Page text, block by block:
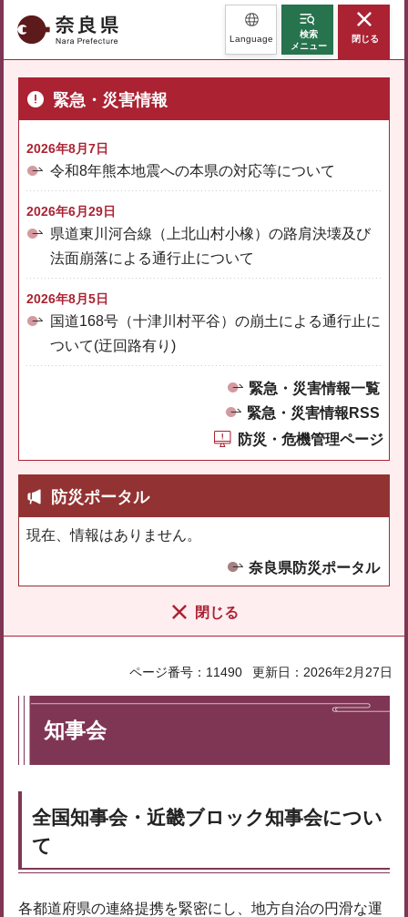
奈良県 Language
検索
メニュー
閉じる
緊急・災害情報
2026年8月7日
令和8年熊本地震への本県の対応等について
2026年6月29日
県道東川河合線（上北山村小橡）の路肩決壊及び
法面崩落による通行止について
2026年8月5日
国道168号（十津川村平谷）の崩土による通行止に
ついて(迂回路有り)
緊急・災害情報一覧
緊急・災害情報RSS
防災・危機管理ページ
防災ポータル
現在、情報はありません。
奈良県防災ポータル
閉じる
ページ番号：11490 更新日：2026年2月27日
知事会
全国知事会・近畿ブロック知事会につい
て
各都道府県の連絡提携を緊密にし、地方自治の円滑な運